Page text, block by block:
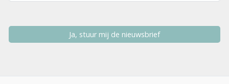
Ja, stuur mij de nieuwsbrief